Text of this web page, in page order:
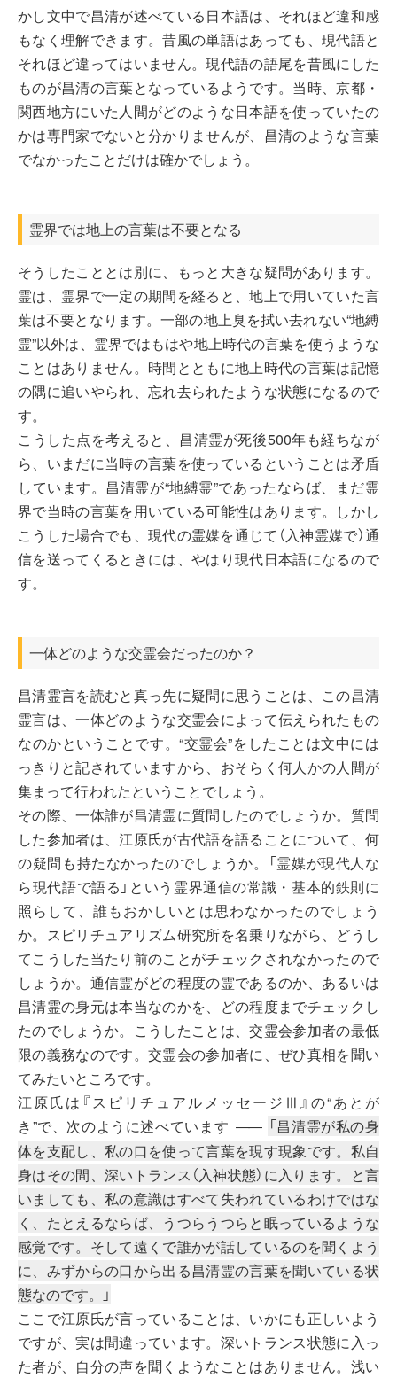
かし文中で昌清が述べている日本語は、それほど違和感
もなく理解できます。昔風の単語はあっても、現代語と
それほど違ってはいません。現代語の語尾を昔風にした
ものが昌清の言葉となっているようです。当時、京都・
関西地方にいた人間がどのような日本語を使っていたの
かは専門家でないと分かりませんが、昌清のような言葉
でなかったことだけは確かでしょう。
霊界では地上の言葉は不要となる
そうしたこととは別に、もっと大きな疑問があります。
霊は、霊界で一定の期間を経ると、地上で用いていた言
葉は不要となります。一部の地上臭を拭い去れない“地縛
霊”以外は、霊界ではもはや地上時代の言葉を使うような
ことはありません。時間とともに地上時代の言葉は記憶
の隅に追いやられ、忘れ去られたような状態になるので
す。
こうした点を考えると、昌清霊が死後500年も経ちなが
ら、いまだに当時の言葉を使っているということは矛盾
しています。昌清霊が“地縛霊”であったならば、まだ霊
界で当時の言葉を用いている可能性はあります。しかし
こうした場合でも、現代の霊媒を通じて（入神霊媒で）通
信を送ってくるときには、やはり現代日本語になるので
す。
一体どのような交霊会だったのか？
昌清霊言を読むと真っ先に疑問に思うことは、この昌清
霊言は、一体どのような交霊会によって伝えられたもの
なのかということです。“交霊会”をしたことは文中には
っきりと記されていますから、おそらく何人かの人間が
集まって行われたということでしょう。
その際、一体誰が昌清霊に質問したのでしょうか。質問
した参加者は、江原氏が古代語を語ることについて、何
の疑問も持たなかったのでしょうか。「霊媒が現代人な
ら現代語で語る」という霊界通信の常識・基本的鉄則に
照らして、誰もおかしいとは思わなかったのでしょう
か。スピリチュアリズム研究所を名乗りながら、どうし
てこうした当たり前のことがチェックされなかったので
しょうか。通信霊がどの程度の霊であるのか、あるいは
昌清霊の身元は本当なのかを、どの程度までチェックし
たのでしょうか。こうしたことは、交霊会参加者の最低
限の義務なのです。交霊会の参加者に、ぜひ真相を聞い
てみたいところです。
江原氏は『スピリチュアルメッセージⅢ』の“あとが
き”で、次のように述べています ――
「昌清霊が私の身
体を支配し、私の口を使って言葉を現す現象です。私自
身はその間、深いトランス（入神状態）に入ります。と言
いましても、私の意識はすべて失われているわけではな
く、たとえるならば、うつらうつらと眠っているような
感覚です。そして遠くで誰かが話しているのを聞くよう
に、みずからの口から出る昌清霊の言葉を聞いている状
態なのです。」
ここで江原氏が言っていることは、いかにも正しいよう
ですが、実は間違っています。深いトランス状態に入っ
た者が、自分の声を聞くようなことはありません。浅い